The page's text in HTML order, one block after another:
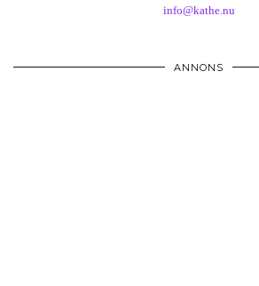
info@kathe.nu
ANNONS